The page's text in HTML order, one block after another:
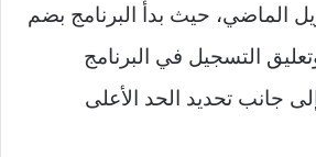
الماضي، حيث بدأ البرنامج بضم
التسجيل في البرنامج
جانب تحديد الحد الأعلى